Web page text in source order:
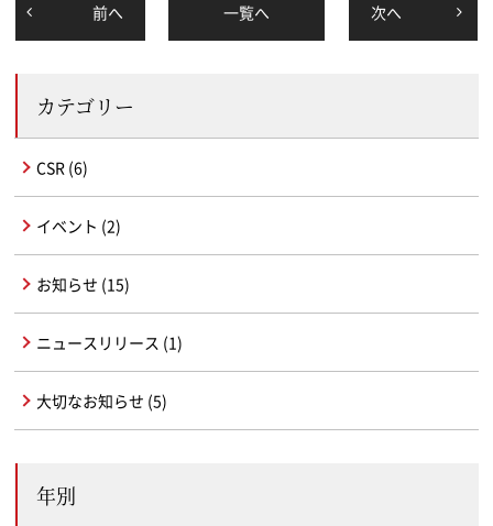
前へ 一覧へ 次へ
カテゴリー
CSR (6)
イベント (2)
お知らせ (15)
ニュースリリース (1)
大切なお知らせ (5)
年別